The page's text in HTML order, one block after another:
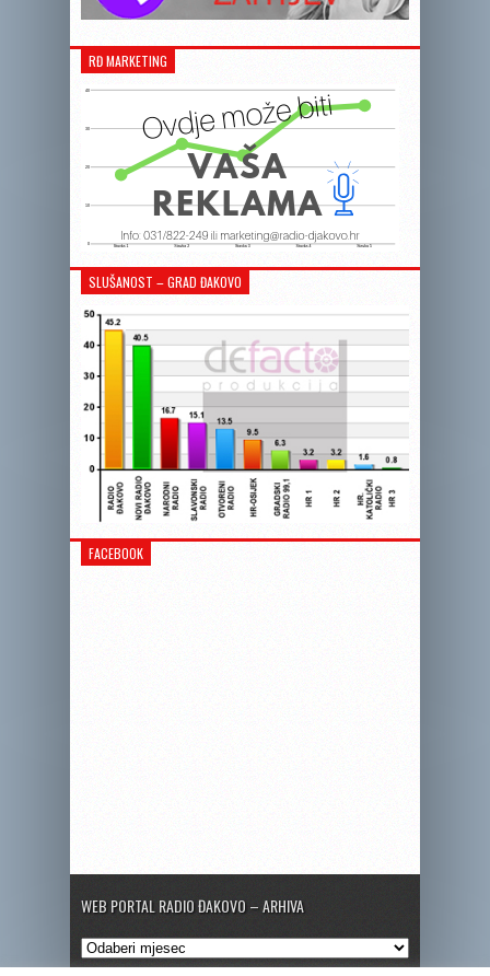
RĐ MARKETING
SLUŠANOST – GRAD ĐAKOVO
FACEBOOK
WEB PORTAL RADIO ĐAKOVO – ARHIVA
Web
portal